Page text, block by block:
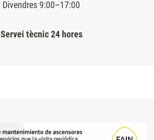
Divendres 9:00–17:00
Servei tècnic 24 hores